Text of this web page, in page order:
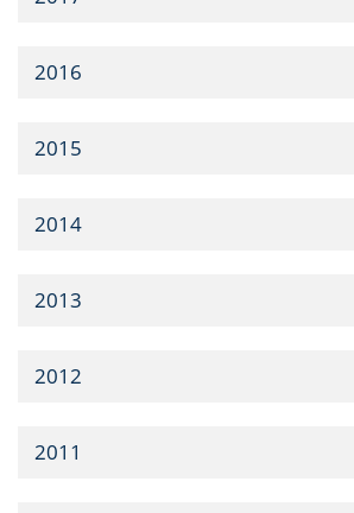
2016
2015
2014
2013
2012
2011